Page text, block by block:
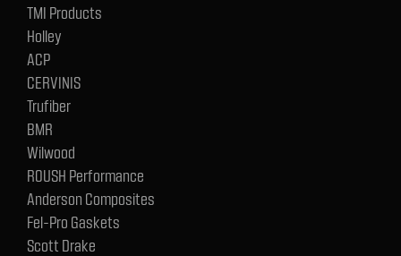
TMI Products
Holley
ACP
CERVINIS
Trufiber
BMR
Wilwood
ROUSH Performance
Anderson Composites
Fel-Pro Gaskets
Scott Drake